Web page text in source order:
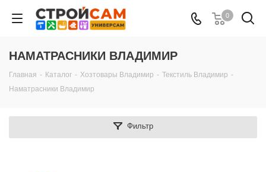
0
НАМАТРАСНИКИ ВЛАДИМИР
Главная - Каталог - Хозтовары Владимир - Текстиль Владимир -
Наматрасники Владимир
Фильтр